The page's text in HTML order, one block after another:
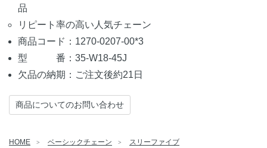
品
リピート率の高い人気チェーン
商品コード：1270-0207-00*3
型 番：35-W18-45J
欠品の納期：ご注文後約21日
商品についてのお問い合わせ
HOME ベーシックチェーン
スリーファイブ